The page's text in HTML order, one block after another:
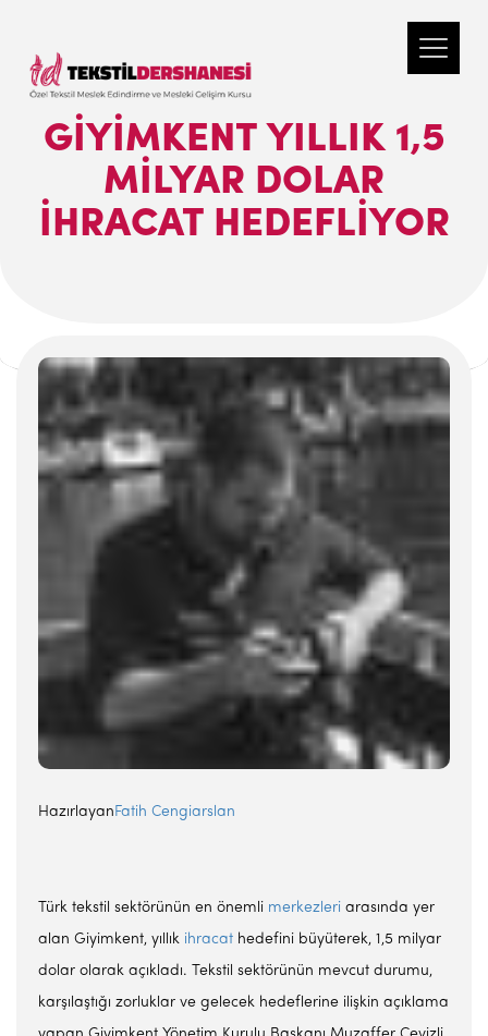
GİYİMKENT YILLIK 1,5
MİLYAR DOLAR
İHRACAT HEDEFLİYOR
HazırlayanFatih Cengiarslan
Türk tekstil sektörünün en önemli merkezleri arasında yer
alan Giyimkent, yıllık ihracat hedefini büyüterek, 1,5 milyar
dolar olarak açıkladı. Tekstil sektörünün mevcut durumu,
karşılaştığı zorluklar ve gelecek hedeflerine ilişkin açıklama